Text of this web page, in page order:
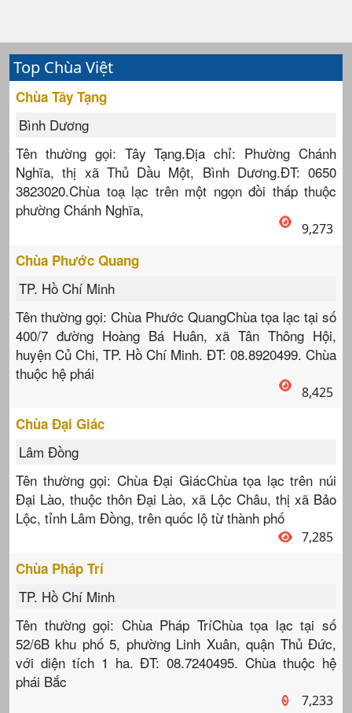
Top Chùa Việt
Chùa Tây Tạng
Bình Dương
Tên thường gọi: Tây Tạng.Địa chỉ: Phường Chánh
Nghĩa, thị xã Thủ Dầu Một, Bình Dương.ĐT: 0650
3823020.Chùa toạ lạc trên một ngọn đồi thấp thuộc
phường Chánh Nghĩa,
9,273
Chùa Phước Quang
TP. Hồ Chí Minh
Tên thường gọi: Chùa Phước QuangChùa tọa lạc tại số
400/7 đường Hoàng Bá Huân, xã Tân Thông Hội,
huyện Củ Chi, TP. Hồ Chí Minh. ĐT: 08.8920499. Chùa
thuộc hệ phái
8,425
Chùa Đại Giác
Lâm Đồng
Tên thường gọi: Chùa Đại GiácChùa tọa lạc trên núi
Đại Lào, thuộc thôn Đại Lào, xã Lộc Châu, thị xã Bảo
Lộc, tỉnh Lâm Đồng, trên quốc lộ từ thành phố
7,285
Chùa Pháp Trí
TP. Hồ Chí Minh
Tên thường gọi: Chùa Pháp TríChùa tọa lạc tại số
52/6B khu phố 5, phường Linh Xuân, quận Thủ Đức,
với diện tích 1 ha. ĐT: 08.7240495. Chùa thuộc hệ
phái Bắc
7,233